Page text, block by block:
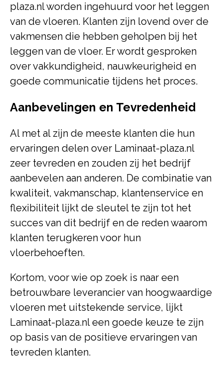
plaza.nl worden ingehuurd voor het leggen
van de vloeren. Klanten zijn lovend over de
vakmensen die hebben geholpen bij het
leggen van de vloer. Er wordt gesproken
over vakkundigheid, nauwkeurigheid en
goede communicatie tijdens het proces.
Aanbevelingen en Tevredenheid
Al met al zijn de meeste klanten die hun
ervaringen delen over Laminaat-plaza.nl
zeer tevreden en zouden zij het bedrijf
aanbevelen aan anderen. De combinatie van
kwaliteit, vakmanschap, klantenservice en
flexibiliteit lijkt de sleutel te zijn tot het
succes van dit bedrijf en de reden waarom
klanten terugkeren voor hun
vloerbehoeften.
Kortom, voor wie op zoek is naar een
betrouwbare leverancier van hoogwaardige
vloeren met uitstekende service, lijkt
Laminaat-plaza.nl een goede keuze te zijn
op basis van de positieve ervaringen van
tevreden klanten.